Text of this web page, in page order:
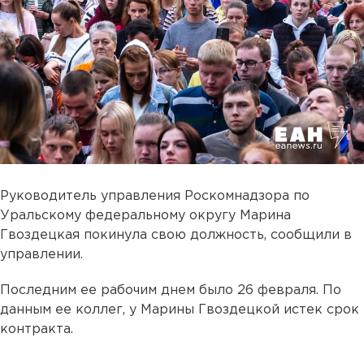
Руководитель управления Роскомнадзора по
Уральскому федеральному округу Марина
Гвоздецкая покинула свою должность, сообщили в
управлении.
Последним ее рабочим днем было 26 февраля. По
данным ее коллег, у Марины Гвоздецкой истек срок
контракта.